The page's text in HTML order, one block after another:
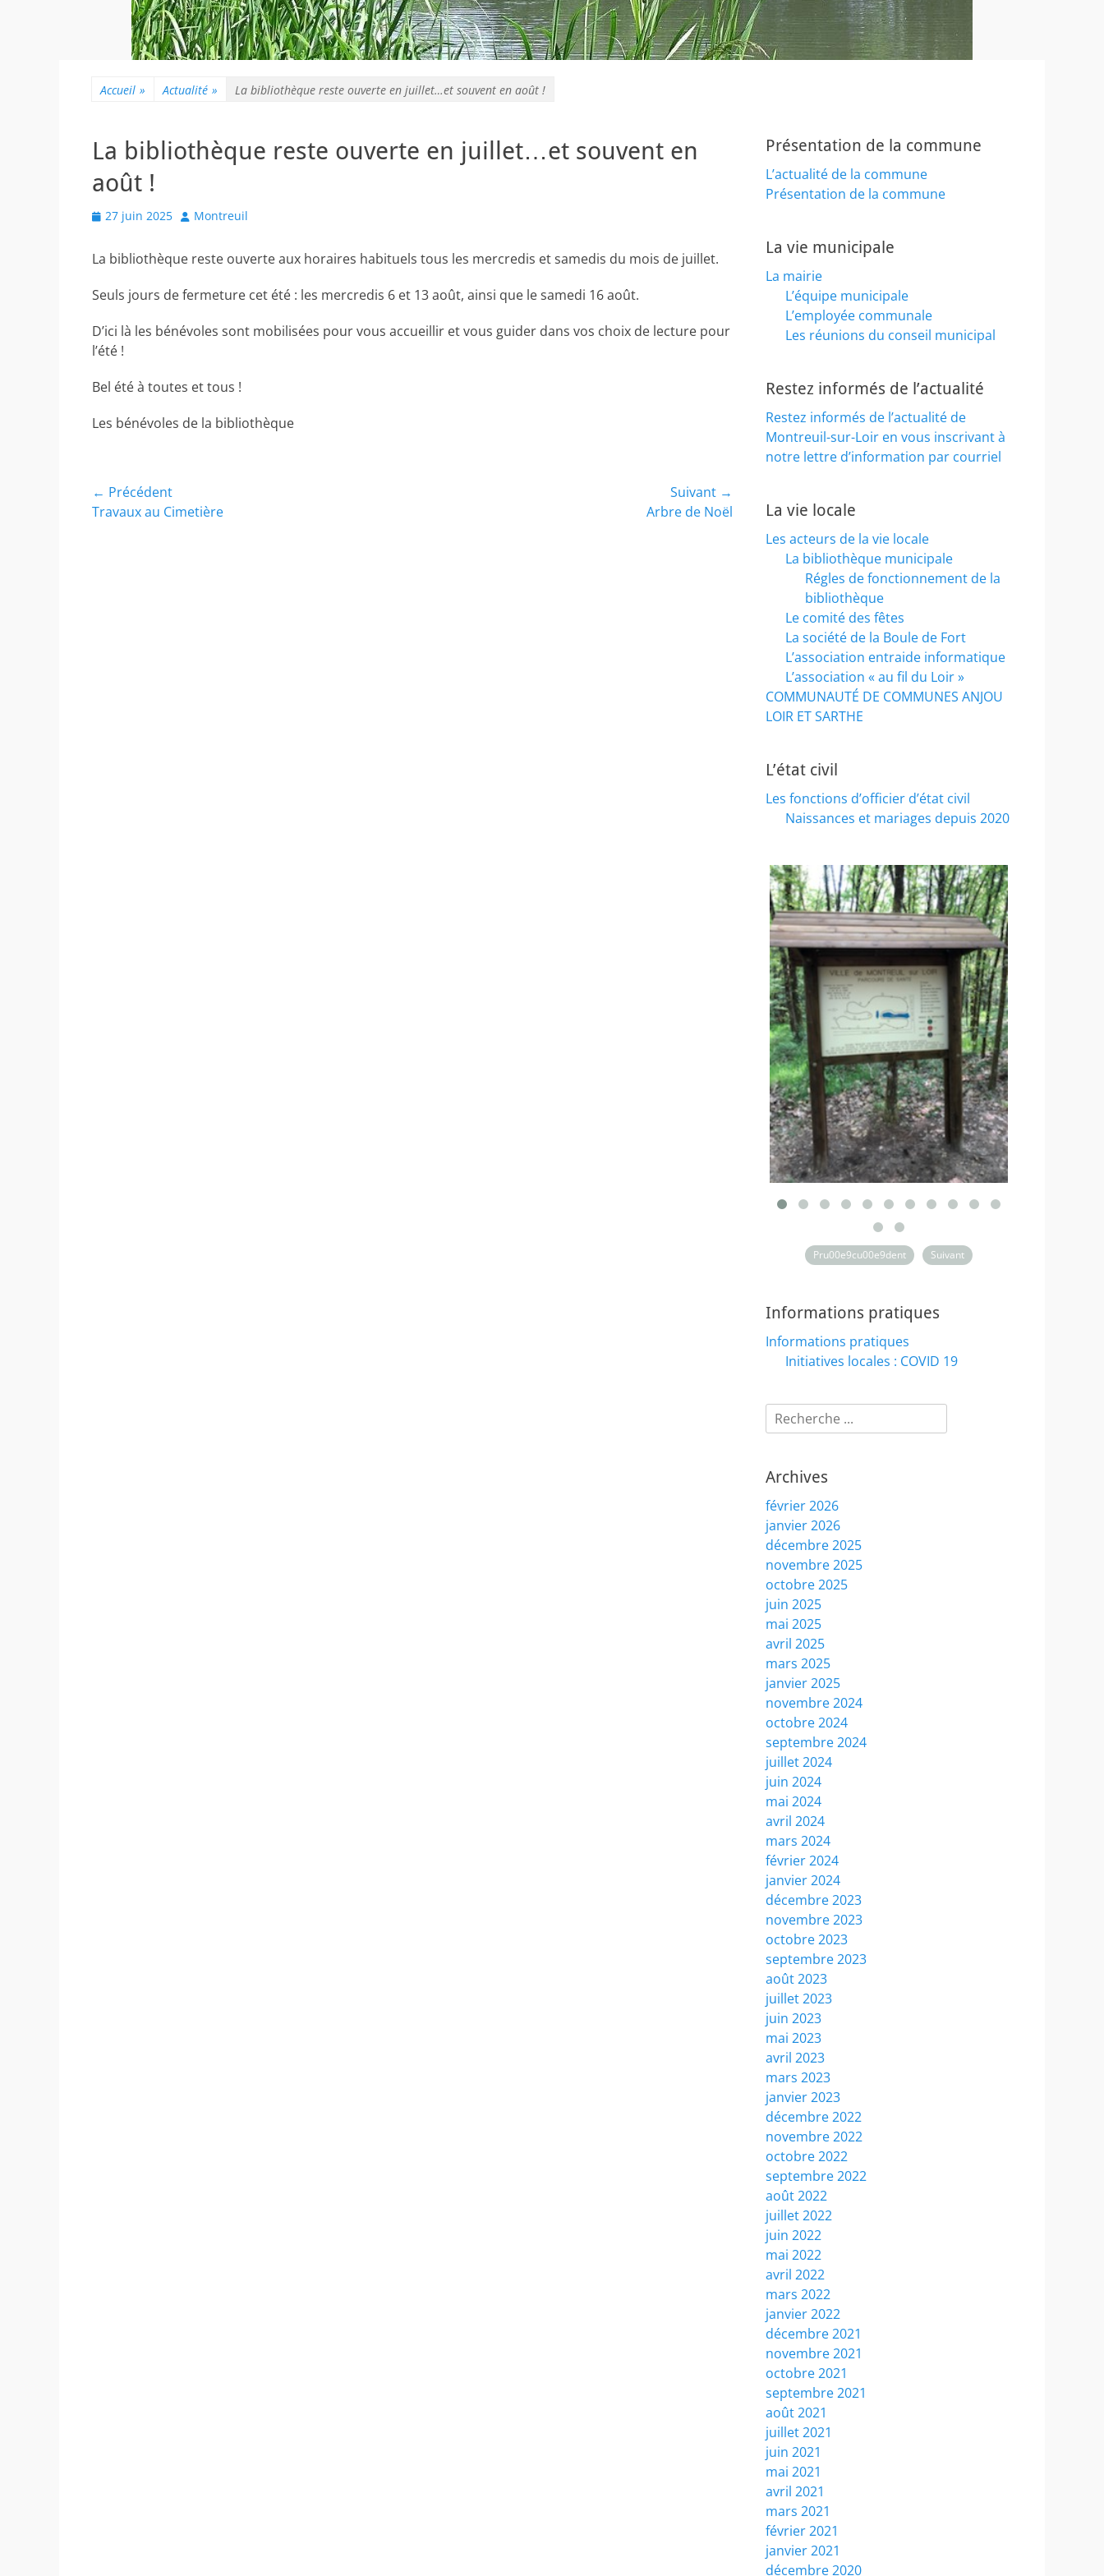
Accueil » Actualité » La bibliothèque reste ouverte en juillet…et souvent en août !
La bibliothèque reste ouverte en juillet…et souvent en
août !
Posted
27 juin 2025 Author
Montreuil
La bibliothèque reste ouverte aux horaires habituels tous les mercredis et samedis du mois de juillet.
Seuls jours de fermeture cet été : les mercredis 6 et 13 août, ainsi que le samedi 16 août.
D’ici là les bénévoles sont mobilisées pour vous accueillir et vous guider dans vos choix de lecture pour
l’été !
Bel été à toutes et tous !
Les bénévoles de la bibliothèque
Navigation
de
← Précédent
Article
Travaux au Cimetière
Suivant →
Arbre de Noël
Présentation de la commune
L’actualité de la commune
Présentation de la commune
La vie municipale
La mairie
L’équipe municipale
L’employée communale
Les réunions du conseil municipal
Restez informés de l’actualité
Restez informés de l’actualité de
Montreuil-sur-Loir en vous inscrivant à
notre lettre d’information par courriel
La vie locale
Les acteurs de la vie locale
La bibliothèque municipale
Régles de fonctionnement de la
bibliothèque
Le comité des fêtes
La société de la Boule de Fort
L’association entraide informatique
L’association « au fil du Loir »
COMMUNAUTÉ DE COMMUNES ANJOU
LOIR ET SARTHE
L’état civil
Les fonctions d’officier d’état civil
Naissances et mariages depuis 2020
Pru00e9cu00e9dent Suivant
Informations pratiques
Informations pratiques
Initiatives locales : COVID 19
Rechercher :
Archives
février 2026
janvier 2026
décembre 2025
novembre 2025
octobre 2025
juin 2025
mai 2025
avril 2025
mars 2025
janvier 2025
novembre 2024
octobre 2024
septembre 2024
juillet 2024
juin 2024
mai 2024
avril 2024
mars 2024
février 2024
janvier 2024
décembre 2023
novembre 2023
octobre 2023
septembre 2023
août 2023
juillet 2023
juin 2023
mai 2023
avril 2023
mars 2023
janvier 2023
décembre 2022
novembre 2022
octobre 2022
septembre 2022
août 2022
juillet 2022
juin 2022
mai 2022
avril 2022
mars 2022
janvier 2022
décembre 2021
novembre 2021
octobre 2021
septembre 2021
août 2021
juillet 2021
juin 2021
mai 2021
avril 2021
mars 2021
février 2021
janvier 2021
décembre 2020